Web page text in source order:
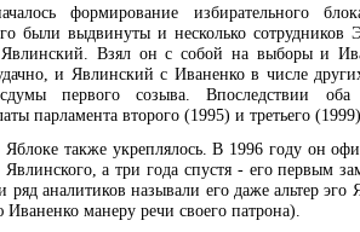
формирование избирательного
были выдвинуты и несколько сотрудников
Взял он с собой на выборы и
и Явлинский с Иваненко в числе
первого созыва. Впоследствии оба
парламента второго (1995) и третьего
также укреплялось. В 1996 году он
а три года спустя - его первым
ряд аналитиков называли его даже альтер эго
манеру речи своего патрона).